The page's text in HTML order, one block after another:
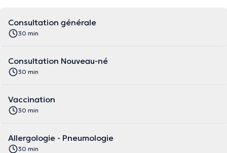
Consultation générale
30 min
Consultation Nouveau-né
30 min
Vaccination
30 min
Allergologie - Pneumologie
30 min